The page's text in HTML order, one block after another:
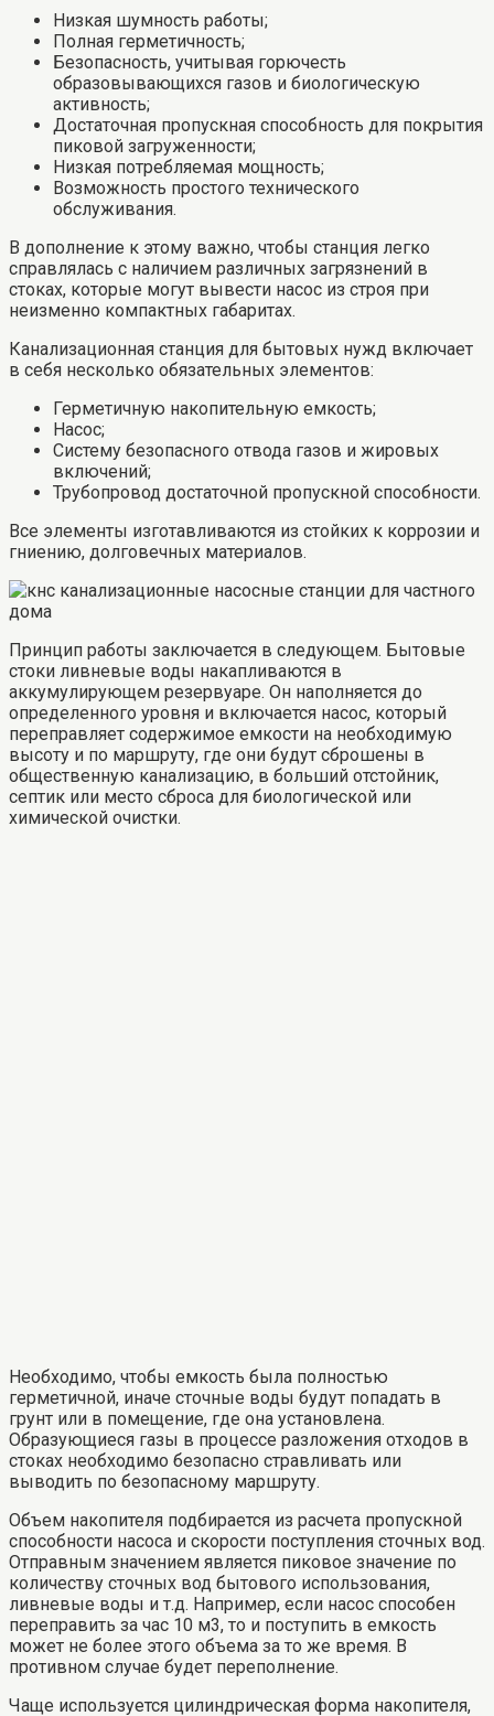
Низкая шумность работы;
Полная герметичность;
Безопасность, учитывая горючесть
образовывающихся газов и биологическую
активность;
Достаточная пропускная способность для покрытия
пиковой загруженности;
Низкая потребляемая мощность;
Возможность простого технического
обслуживания.
В дополнение к этому важно, чтобы станция легко
справлялась с наличием различных загрязнений в
стоках, которые могут вывести насос из строя при
неизменно компактных габаритах.
Канализационная станция для бытовых нужд включает
в себя несколько обязательных элементов:
Герметичную накопительную емкость;
Насос;
Систему безопасного отвода газов и жировых
включений;
Трубопровод достаточной пропускной способности.
Все элементы изготавливаются из стойких к коррозии и
гниению, долговечных материалов.
Принцип работы заключается в следующем. Бытовые
стоки ливневые воды накапливаются в
аккумулирующем резервуаре. Он наполняется до
определенного уровня и включается насос, который
переправляет содержимое емкости на необходимую
высоту и по маршруту, где они будут сброшены в
общественную канализацию, в больший отстойник,
септик или место сброса для биологической или
химической очистки.
Необходимо, чтобы емкость была полностью
герметичной, иначе сточные воды будут попадать в
грунт или в помещение, где она установлена.
Образующиеся газы в процессе разложения отходов в
стоках необходимо безопасно стравливать или
выводить по безопасному маршруту.
Объем накопителя подбирается из расчета пропускной
способности насоса и скорости поступления сточных вод.
Отправным значением является пиковое значение по
количеству сточных вод бытового использования,
ливневые воды и т.д. Например, если насос способен
переправить за час 10 м3, то и поступить в емкость
может не более этого объема за то же время. В
противном случае будет переполнение.
Чаще используется цилиндрическая форма накопителя,